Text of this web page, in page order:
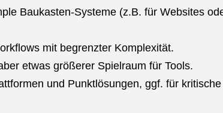
Baukasten-Systeme (z.B. für Websites
mit begrenzter Komplexität.
etwas größerer Spielraum für Tools.
und Punktlösungen, ggf. für